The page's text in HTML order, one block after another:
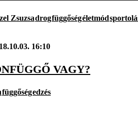
Zsuzsadrogfüggőségéletmód
16:10
VAGY?
függőségedzés